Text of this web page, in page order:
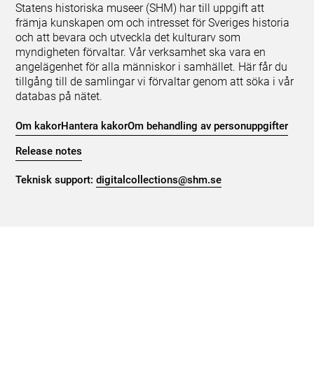
Statens historiska museer (SHM) har till uppgift att
främja kunskapen om och intresset för Sveriges historia
och att bevara och utveckla det kulturarv som
myndigheten förvaltar. Vår verksamhet ska vara en
angelägenhet för alla människor i samhället. Här får du
tillgång till de samlingar vi förvaltar genom att söka i vår
databas på nätet.
Om kakorHantera kakorOm behandling av personuppgifter
Release notes
Teknisk support:digitalcollections@shm.se